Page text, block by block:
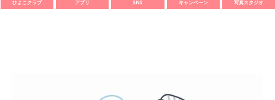
ひよこクラブ アプリ SNS キャンペーン 写真スタジオ